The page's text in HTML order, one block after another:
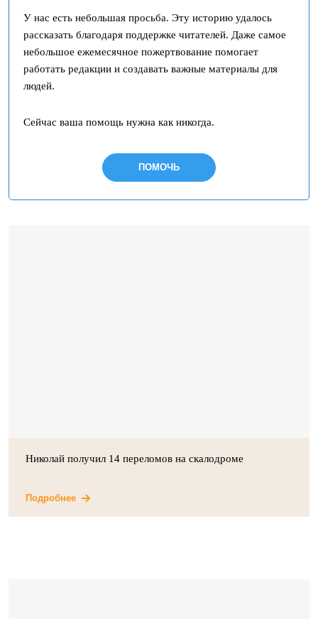
У нас есть небольшая просьба. Эту историю удалось
рассказать благодаря поддержке читателей. Даже самое
небольшое ежемесячное пожертвование помогает
работать редакции и создавать важные материалы для
людей.
Сейчас ваша помощь нужна как никогда.
ПОМОЧЬ
Николай получил 14 переломов на скалодроме
Подробнее